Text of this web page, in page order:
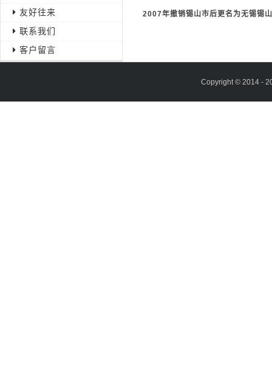
友好往来
联系我们
客户留言
2007年撤销锡山市后更名为无锡锡
Copyright © 2014 -